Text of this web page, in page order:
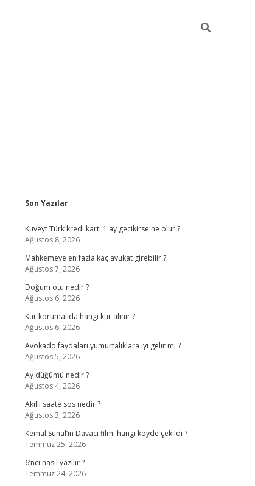
Sidebar
Son Yazılar
Kuveyt Türk kredi kartı 1 ay gecikirse ne olur ?
Ağustos 8, 2026
Mahkemeye en fazla kaç avukat girebilir ?
Ağustos 7, 2026
Doğum otu nedir ?
Ağustos 6, 2026
Kur korumalıda hangi kur alınır ?
Ağustos 6, 2026
Avokado faydaları yumurtalıklara iyi gelir mi ?
Ağustos 5, 2026
Ay düğümü nedir ?
Ağustos 4, 2026
Akıllı saate sos nedir ?
Ağustos 3, 2026
Kemal Sunal’ın Davacı filmi hangi köyde çekildi ?
Temmuz 25, 2026
6’ncı nasıl yazılır ?
Temmuz 24, 2026
betci